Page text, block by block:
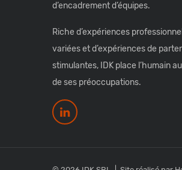
d’encadrement d’équipes.
Riche d’expériences
variées et d’expériences de
stimulantes, IDK place l’humain
de ses préoccupations.